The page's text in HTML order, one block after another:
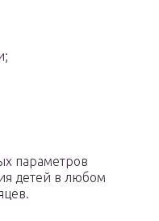
параметров
детей в любом